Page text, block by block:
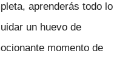
aprenderás todo lo
un huevo de
momento de